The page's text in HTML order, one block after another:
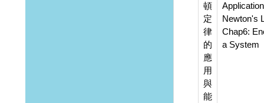
頓
定
律
的
應
用
與
能
Newton's
Chap6:
a System